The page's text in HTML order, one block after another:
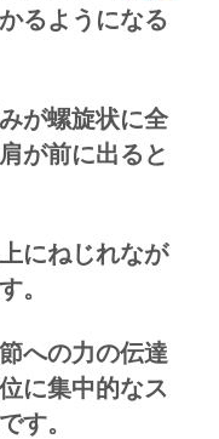
るようになる
が螺旋状に全
が前に出ると
にねじれなが
。
への力の伝達
に集中的なス
す。